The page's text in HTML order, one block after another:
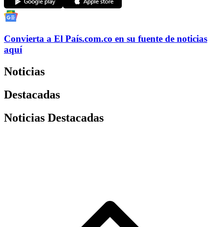
Convierta a El País.com.co en su fuente de noticias
aquí
Noticias
Destacadas
Noticias Destacadas